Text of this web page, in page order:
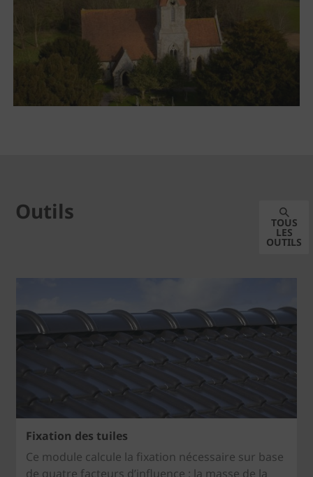
Outils TOUS
LES
OUTILS
Fixation des tuiles
Ce module calcule la fixation nécessaire sur base
de quatre facteurs d’influence : la masse de la